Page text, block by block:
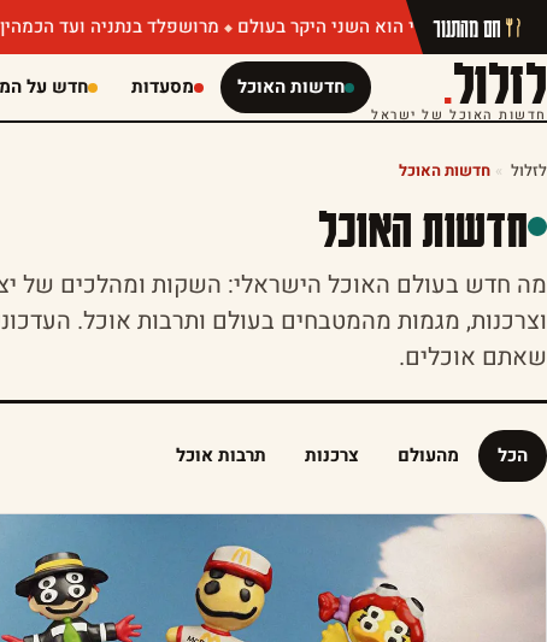
מרושפלד בנתניה ועד הכמהין של מושיק חם מהתנור
לזלול.
חדשות האוכל של ישראל
חדשות האוכל מסעדות חדש על
לזלול » חדשות האוכל
חדשות האוכל
מה חדש בעולם האוכל הישראלי: השקות ומהלכים של
וצרכנות, מגמות מהמטבחים בעולם ותרבות אוכל.
שאתם אוכלים.
הכל מהעולם צרכנות תרבות אוכל